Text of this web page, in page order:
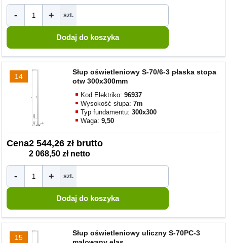
- + szt.
14
Słup oświetleniowy S-70/6-3 płaska stopa
otw 300x300mm
Kod Elektriko:96937
Wysokość słupa:7m
Typ fundamentu:300x300
Waga:9,50
Cena2 544,26 zł brutto
2 068,50 zł netto
- + szt.
15
Słup oświetleniowy uliczny S-70PC-3